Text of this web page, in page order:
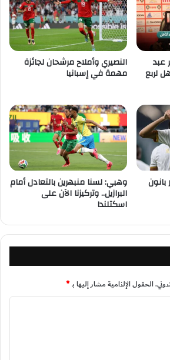
عبد
لربع
النصيري وأملاح مرشحان لجائزة
مهمة في إسبانيا
وهبي: لسنا منبهرين بالتعادل أمام
البرازيل.. وتركيزنا الآن على
اسكتلندا
الحقول الإلزامية مشار إليها بـ*